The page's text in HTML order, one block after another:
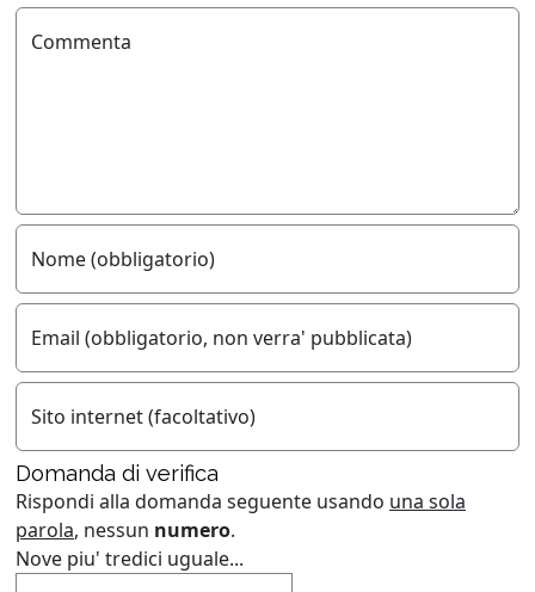
Commenta
Nome (obbligatorio)
Email (obbligatorio, non verra' pubblicata)
Sito internet (facoltativo)
Domanda di verifica
Rispondi alla domanda seguente usando una sola
parola, nessun numero.
Nove piu' tredici uguale...